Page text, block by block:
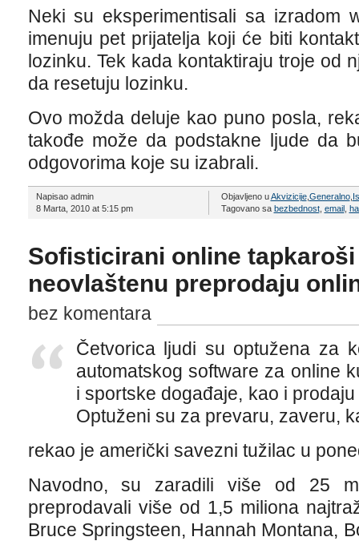
Neki su eksperimentisali sa izradom
imenuju pet prijatelja koji će biti
lozinku. Tek kada kontaktiraju troje od
da resetuju lozinku.
Ovo možda deluje kao puno posla,
takođe može da podstakne ljude da
odgovorima koje su izabrali.
Napisao admin
8 Marta, 2010 at 5:15 pm
Objavljeno uAkvizicije, Generalno,
Tagovano sa bezbednost, email,
Sofisticirani online tapkaroši
neovlaštenu preprodaju
bez komentara
Četvorica ljudi su optužena za
automatskog software za online
i sportske događaje, kao i
Optuženi su za prevaru, zaveru,
rekao je američki savezni tužilac u
Navodno, su zaradili više od 25
preprodavali više od 1,5 miliona
Bruce Springsteen, Hannah Montana,